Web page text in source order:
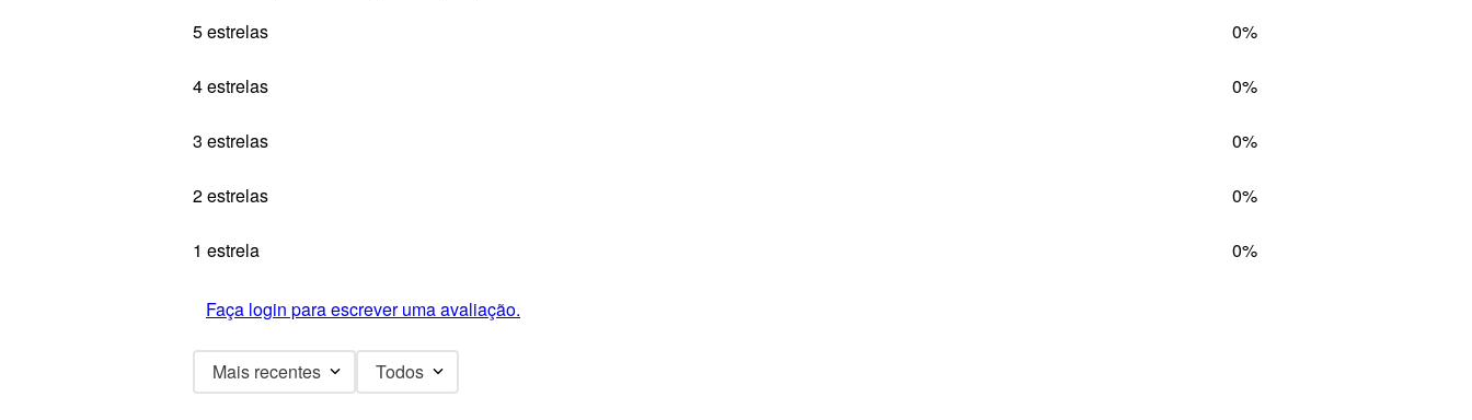
5 estrelas
0%
4 estrelas 0%
3 estrelas 0%
2 estrelas 0%
1 estrela 0%
Faça login para escrever uma avaliação.
Mais recentes Todos